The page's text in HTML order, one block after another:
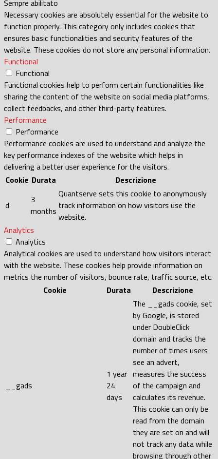
Sempre abilitato
Necessary cookies are absolutely essential for the website to
function properly. This category only includes cookies that
ensures basic functionalities and security features of the
website. These cookies do not store any personal information.
Functional
Functional
Functional cookies help to perform certain functionalities like
sharing the content of the website on social media platforms,
collect feedbacks, and other third-party features.
Performance
Performance
Performance cookies are used to understand and analyze the
key performance indexes of the website which helps in
delivering a better user experience for the visitors.
Cookie Durata Descrizione
d
3
months
Quantserve sets this cookie to anonymously
track information on how visitors use the
website.
Analytics
Analytics
Analytical cookies are used to understand how visitors interact
with the website. These cookies help provide information on
metrics the number of visitors, bounce rate, traffic source, etc.
Cookie
Durata Descrizione
__gads
1 year
24
days
The __gads cookie, set
by Google, is stored
under DoubleClick
domain and tracks the
number of times users
see an advert,
measures the success
of the campaign and
calculates its revenue.
This cookie can only be
read from the domain
they are set on and will
not track any data while
browsing through other